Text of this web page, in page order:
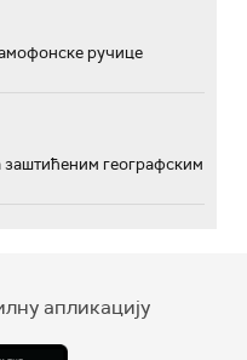
ручице
географским
апликацију